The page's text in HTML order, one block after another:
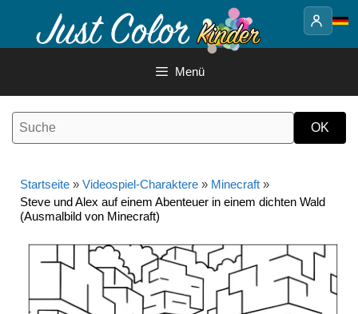
Inhalt
Menü
Startseite » Videospiel-Charaktere » Minecraft »
Steve und Alex auf einem Abenteuer in einem dichten Wald
(Ausmalbild von Minecraft)